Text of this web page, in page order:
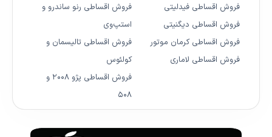
فروش اقساطی فیدلیتی
فروش اقساطی دیگنیتی
فروش اقساطی کرمان موتور
فروش اقساطی لاماری
فروش اقساطی رنو ساندرو و
استپ‌وی
فروش اقساطی تالیسمان و
کولئوس
فروش اقساطی پژو ۲۰۰۸ و
۵۰۸